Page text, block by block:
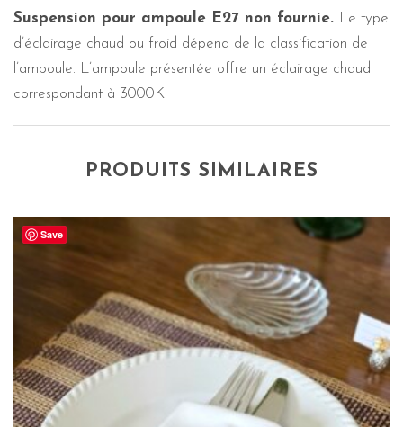
Suspension pour ampoule E27 non fournie. Le type
d’éclairage chaud ou froid dépend de la classification de
l’ampoule. L’ampoule présentée offre un éclairage chaud
correspondant à 3000K.
PRODUITS SIMILAIRES
Save